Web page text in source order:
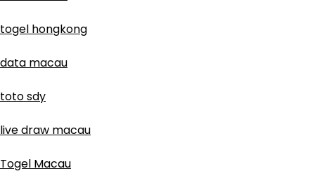
togel hongkong
data macau
toto sdy
live draw macau
Togel Macau